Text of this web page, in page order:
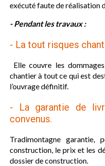
exécuté faute de réalisation
- Pendant les travaux :
- La tout risques
Elle couvre les
chantier à tout ce qui est
l’ouvrage définitif.
- La garantie de
convenus.
Tradimontagne
construction, le prix et les
dossier de construction.